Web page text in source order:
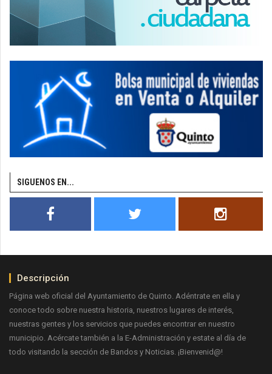
SIGUENOS EN...
Descripción
Página web oficial del Ayuntamiento de Quinto. Adéntrate en ella y
conoce todo sobre nuestra historia, nuestros lugares de interés,
nuestras gentes y los servicios que puedes encontrar en nuestro
municipio. Acércate también a la E-Administración y estate al día de
todo visitando la sección de Bandos y Noticias. ¡Bienvenid@!